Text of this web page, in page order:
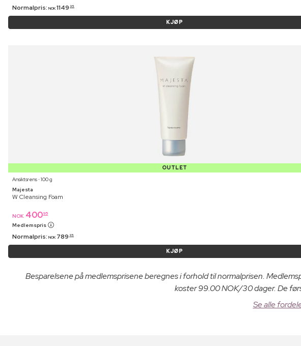
Normalpris: NOK 1149 95
KJØP
OUTLET
Ansiktsrens ⋅ 100 g
Majesta
W Cleansing Foam
NOK 40095
Medlemspris
Normalpris: NOK 789 95
KJØP
Besparelsene på medlemsprisene beregnes i forhold til normalprisen.
koster 99.00 NOK/30 dager. De
Se alle